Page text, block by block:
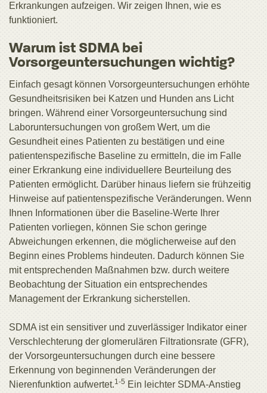
Erkrankungen aufzeigen. Wir zeigen Ihnen, wie es
funktioniert.
Warum ist SDMA bei
Vorsorgeuntersuchungen wichtig?
Einfach gesagt können Vorsorgeuntersuchungen erhöhte
Gesundheitsrisiken bei Katzen und Hunden ans Licht
bringen. Während einer Vorsorgeuntersuchung sind
Laboruntersuchungen von großem Wert, um die
Gesundheit eines Patienten zu bestätigen und eine
patientenspezifische Baseline zu ermitteln, die im Falle
einer Erkrankung eine individuellere Beurteilung des
Patienten ermöglicht. Darüber hinaus liefern sie frühzeitig
Hinweise auf patientenspezifische Veränderungen. Wenn
Ihnen Informationen über die Baseline-Werte Ihrer
Patienten vorliegen, können Sie schon geringe
Abweichungen erkennen, die möglicherweise auf den
Beginn eines Problems hindeuten. Dadurch können Sie
mit entsprechenden Maßnahmen bzw. durch weitere
Beobachtung der Situation ein entsprechendes
Management der Erkrankung sicherstellen.
SDMA ist ein sensitiver und zuverlässiger Indikator einer
Verschlechterung der glomerulären Filtrationsrate (GFR),
der Vorsorgeuntersuchungen durch eine bessere
Erkennung von beginnenden Veränderungen der
Nierenfunktion aufwertet.1-5 Ein leichter SDMA-Anstieg